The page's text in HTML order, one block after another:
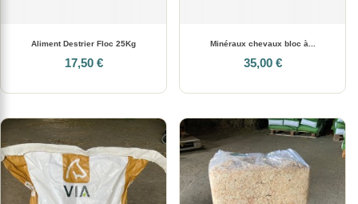
Aliment Destrier Floc 25Kg
17,50 €
Minéraux chevaux bloc à...
35,00 €